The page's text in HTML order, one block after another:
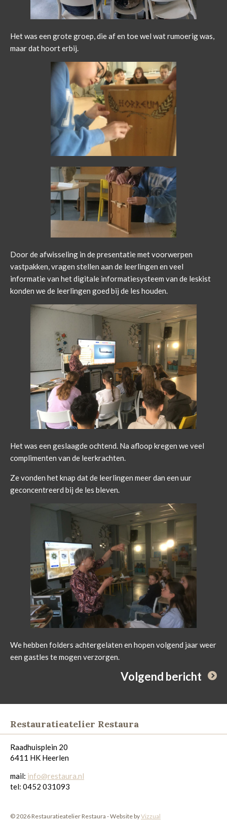
Het was een grote groep, die af en toe wel wat rumoerig was,
maar dat hoort erbij.
Door de afwisseling in de presentatie met voorwerpen
vastpakken, vragen stellen aan de leerlingen en veel
informatie van het digitale informatiesysteem van de leskist
konden we de leerlingen goed bij de les houden.
Het was een geslaagde ochtend. Na afloop kregen we veel
complimenten van de leerkrachten.
Ze vonden het knap dat de leerlingen meer dan een uur
geconcentreerd bij de les bleven.
We hebben folders achtergelaten en hopen volgend jaar weer
een gastles te mogen verzorgen.
Volgend bericht
Restauratieatelier Restaura
Raadhuisplein 20
6411 HK Heerlen
mail: info@restaura.nl
tel: 0452 031093
© 2026 Restauratieatelier Restaura - Website byVizzual